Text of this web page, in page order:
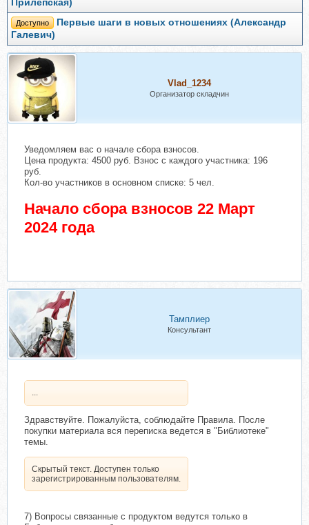
Прилепская)
Доступно
Первые шаги в новых отношениях (Александр
Галевич)
Vlad_1234
Организатор складчин
Уведомляем вас о начале сбора взносов.
Цена продукта: 4500 руб. Взнос с каждого участника: 196
руб.
Кол-во участников в основном списке: 5 чел.
Начало сбора взносов 22 Март
2024 года
Тамплиер
Консультант
...
Здравствуйте. Пожалуйста, соблюдайте Правила. После
покупки материала вся переписка ведется в "Библиотеке"
темы.
Скрытый текст. Доступен только
зарегистрированным пользователям.
7) Вопросы связанные с продуктом ведутся только в